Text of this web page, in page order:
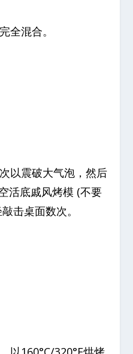
全混合。
以震破大气泡，然后
活底戚风烤模 (不要
击桌面数次。